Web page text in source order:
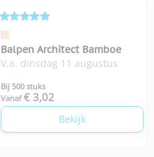
Balpen Architect Bamboe
V.a. dinsdag 11 augustus
Bij 500 stuks
Vanaf € 3,02
Bekijk